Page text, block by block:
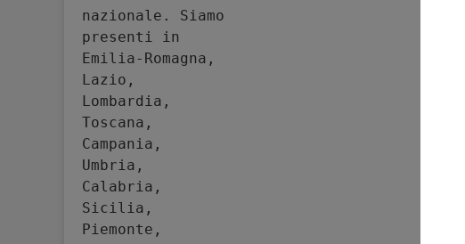
nazionale. Siamo
presenti in
Emilia-Romagna,
Lazio,
Lombardia,
Toscana,
Campania,
Umbria,
Calabria,
Sicilia,
Piemonte,